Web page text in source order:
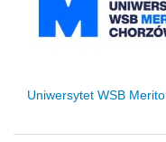
Uniwersytet WSB